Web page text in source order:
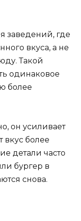
заведений, где
вкуса, а не
Такой
одинаковое
более
он усиливает
вкус более
детали часто
бургер в
снова.